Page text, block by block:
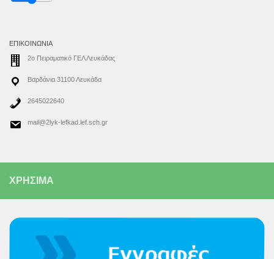
ΕΠΙΚΟΙΝΩΝΊΑ
2ο Πειραματικό ΓΕΛ Λευκάδας
Βαρδάνια 31100 Λευκάδα
2645022640
mail@2lyk-lefkad.lef.sch.gr
ΧΡΗΣΙΜΑ